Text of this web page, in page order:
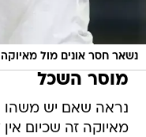
נשאר חסר אונים מול
מוסר השכל
נראה שאם יש משהו
מאיוקה זה שכיום